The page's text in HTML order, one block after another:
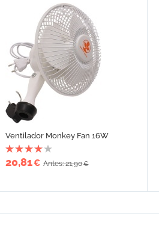
Ventilador Monkey Fan 16W
20,81€ Antes: 21,90€